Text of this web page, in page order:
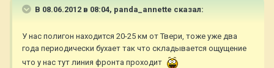
В 08.06.2012 в 08:04, panda_annette сказал:
У нас полигон находится 20-25 км от Твери, тоже уже два
года периодически бухает так что складывается ощущение
что у нас тут линия фронта проходит